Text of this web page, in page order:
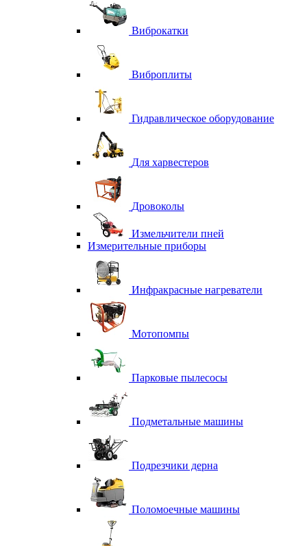
Виброкатки
Виброплиты
Гидравлическое оборудование
Для харвестеров
Дровоколы
Измельчители пней
Измерительные приборы
Инфракрасные нагреватели
Мотопомпы
Парковые пылесосы
Подметальные машины
Подрезчики дерна
Поломоечные машины